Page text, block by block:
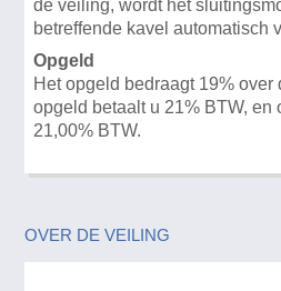
de veiling, wordt het
betreffende kavel automatisch
Opgeld
Het opgeld bedraagt 19% over
opgeld betaalt u 21% BTW, en
21,00% BTW.
OVER DE VEILING